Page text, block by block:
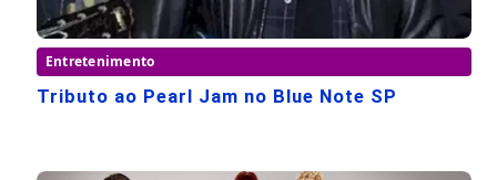
Entretenimento
Tributo ao Pearl Jam no Blue Note SP